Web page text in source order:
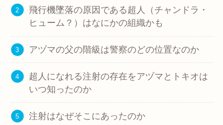
飛行機墜落の原因である超人（チャンドラ・
ヒューム？）はなにかの組織かも
アヅマの父の階級は警察のどの位置なのか
超人になれる注射の存在をアヅマとトキオは
いつ知ったのか
注射はなぜそこにあったのか